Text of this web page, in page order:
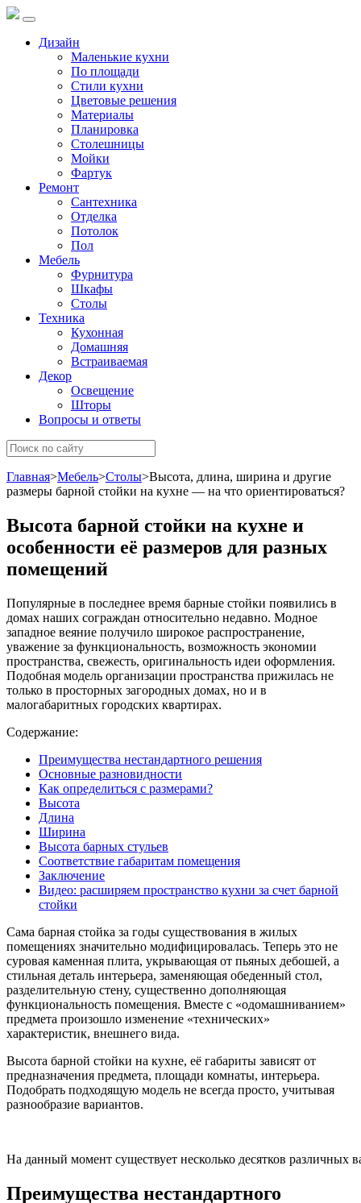
Дизайн
Маленькие кухни
По площади
Стили кухни
Цветовые решения
Материалы
Планировка
Столешницы
Мойки
Фартук
Ремонт
Сантехника
Отделка
Потолок
Пол
Мебель
Фурнитура
Шкафы
Столы
Техника
Кухонная
Домашняя
Встраиваемая
Декор
Освещение
Шторы
Вопросы и ответы
Главная>Мебель>Столы>Высота, длина, ширина и другие
размеры барной стойки на кухне — на что ориентироваться?
Высота барной стойки на кухне и
особенности её размеров для разных
помещений
Популярные в последнее время барные стойки появились в
домах наших сограждан относительно недавно. Модное
западное веяние получило широкое распространение,
уважение за функциональность, возможность экономии
пространства, свежесть, оригинальность идеи оформления.
Подобная модель организации пространства прижилась не
только в просторных загородных домах, но и в
малогабаритных городских квартирах.
Содержание:
Преимущества нестандартного решения
Основные разновидности
Как определиться с размерами?
Высота
Длина
Ширина
Высота барных стульев
Соответствие габаритам помещения
Заключение
Видео: расширяем пространство кухни за счет барной
стойки
Сама барная стойка за годы существования в жилых
помещениях значительно модифицировалась. Теперь это не
суровая каменная плита, укрывающая от пьяных дебошей, а
стильная деталь интерьера, заменяющая обеденный стол,
разделительную стену, существенно дополняющая
функциональность помещения. Вместе с «одомашниванием»
предмета произошло изменение «технических»
характеристик, внешнего вида.
Высота барной стойки на кухне, её габариты зависят от
предназначения предмета, площади комнаты, интерьера.
Подобрать подходящую модель не всегда просто, учитывая
разнообразие вариантов.
На данный момент существует несколько десятков
Преимущества нестандартного